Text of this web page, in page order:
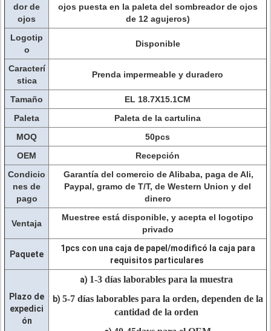
dor de
ojos
ojos puesta en la paleta del sombreador de ojos
de 12 agujeros)
Logotip
o
Disponible
Caracterí
stica
Prenda impermeable y duradero
Tamaño
EL 18.7X15.1CM
Paleta
Paleta de la cartulina
MOQ
50pcs
OEM
Recepción
Condicio
nes de
pago
Garantía del comercio de Alibaba, paga de Ali,
Paypal, gramo de T/T, de Western Union y del
dinero
Ventaja
Muestree está disponible, y acepta el logotipo
privado
Paquete
1pcs con una caja de papel/modificó la caja para
requisitos particulares
Plazo de
expedici
ón
a) 1-3 días laborables para la muestra
b) 5-7 días laborables para la orden, dependen de la
cantidad de la orden